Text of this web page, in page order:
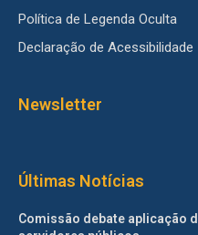
Política de Legenda Oculta
Declaração de Acessibilidade
Newsletter
Últimas Notícias
Comissão debate aplicação